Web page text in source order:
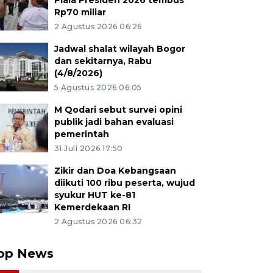
Rp70 miliar
2 Agustus 2026 06:26
Jadwal shalat wilayah Bogor
dan sekitarnya, Rabu
(4/8/2026)
5 Agustus 2026 06:05
M Qodari sebut survei opini
publik jadi bahan evaluasi
pemerintah
31 Juli 2026 17:50
Zikir dan Doa Kebangsaan
diikuti 100 ribu peserta, wujud
syukur HUT ke-81
Kemerdekaan RI
2 Agustus 2026 06:32
News